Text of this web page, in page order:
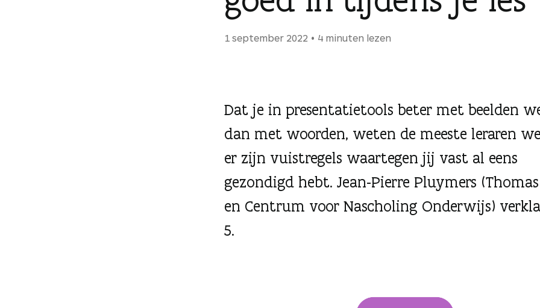
1 september 2022 4 minuten lezen
Dat je in presentatietools beter met beelden
dan met woorden, weten de meeste leraren
er zijn vuistregels waartegen jij vast al eens
gezondigd hebt. Jean-Pierre Pluymers
en Centrum voor Nascholing Onderwijs)
5.